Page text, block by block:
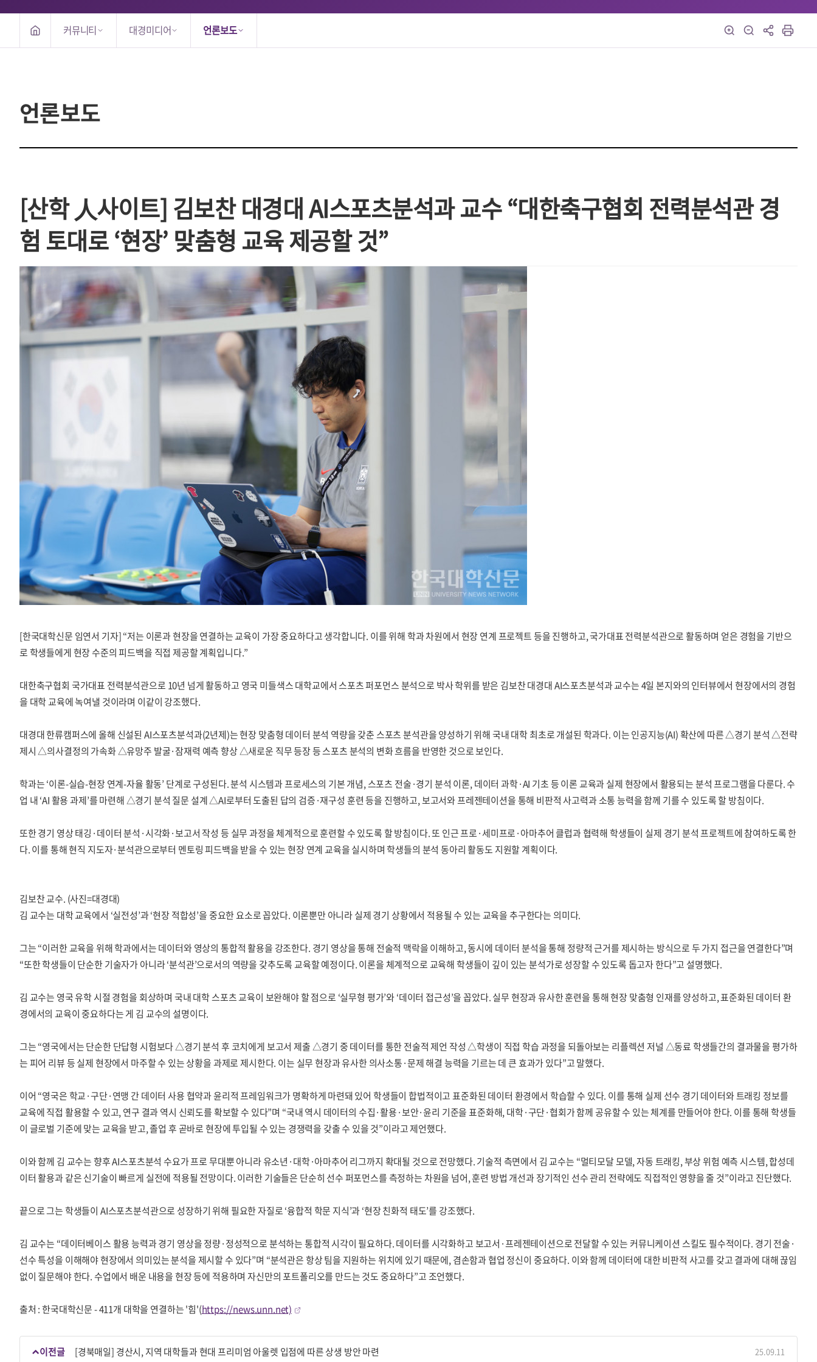
커뮤니티 대경미디어 언론보도
언론보도
[산학 人사이트] 김보찬 대경대 AI스포츠분석과 교수 “대한축구협회 전력분석관 경
험 토대로 ‘현장’ 맞춤형 교육 제공할 것”
[한국대학신문 임연서 기자] “저는 이론과 현장을 연결하는 교육이 가장 중요하다고 생각합니다. 이를 위해 학과 차원에서 현장 연계 프로젝트 등을 진행하고, 국가대표 전력분석관으로 활동하며 얻은 경험을 기반으
로 학생들에게 현장 수준의 피드백을 직접 제공할 계획입니다.”
대한축구협회 국가대표 전력분석관으로 10년 넘게 활동하고 영국 미들색스 대학교에서 스포츠 퍼포먼스 분석으로 박사 학위를 받은 김보찬 대경대 AI스포츠분석과 교수는 4일 본지와의 인터뷰에서 현장에서의 경험
을 대학 교육에 녹여낼 것이라며 이같이 강조했다.
대경대 한류캠퍼스에 올해 신설된 AI스포츠분석과(2년제)는 현장 맞춤형 데이터 분석 역량을 갖춘 스포츠 분석관을 양성하기 위해 국내 대학 최초로 개설된 학과다. 이는 인공지능(AI) 확산에 따른 △경기 분석 △전략
제시 △의사결정의 가속화 △유망주 발굴·잠재력 예측 향상 △새로운 직무 등장 등 스포츠 분석의 변화 흐름을 반영한 것으로 보인다.
학과는 ‘이론-실습-현장 연계-자율 활동’ 단계로 구성된다. 분석 시스템과 프로세스의 기본 개념, 스포츠 전술·경기 분석 이론, 데이터 과학·AI 기초 등 이론 교육과 실제 현장에서 활용되는 분석 프로그램을 다룬다. 수
업 내 ‘AI 활용 과제’를 마련해 △경기 분석 질문 설계 △AI로부터 도출된 답의 검증·재구성 훈련 등을 진행하고, 보고서와 프레젠테이션을 통해 비판적 사고력과 소통 능력을 함께 기를 수 있도록 할 방침이다.
또한 경기 영상 태깅·데이터 분석·시각화·보고서 작성 등 실무 과정을 체계적으로 훈련할 수 있도록 할 방침이다. 또 인근 프로·세미프로·아마추어 클럽과 협력해 학생들이 실제 경기 분석 프로젝트에 참여하도록 한
다. 이를 통해 현직 지도자·분석관으로부터 멘토링 피드백을 받을 수 있는 현장 연계 교육을 실시하며 학생들의 분석 동아리 활동도 지원할 계획이다.
김보찬 교수. (사진=대경대)
김 교수는 대학 교육에서 ‘실전성’과 ‘현장 적합성’을 중요한 요소로 꼽았다. 이론뿐만 아니라 실제 경기 상황에서 적용될 수 있는 교육을 추구한다는 의미다.
그는 “이러한 교육을 위해 학과에서는 데이터와 영상의 통합적 활용을 강조한다. 경기 영상을 통해 전술적 맥락을 이해하고, 동시에 데이터 분석을 통해 정량적 근거를 제시하는 방식으로 두 가지 접근을 연결한다”며
“또한 학생들이 단순한 기술자가 아니라 ‘분석관’으로서의 역량을 갖추도록 교육할 예정이다. 이론을 체계적으로 교육해 학생들이 깊이 있는 분석가로 성장할 수 있도록 돕고자 한다”고 설명했다.
김 교수는 영국 유학 시절 경험을 회상하며 국내 대학 스포츠 교육이 보완해야 할 점으로 ‘실무형 평가’와 ‘데이터 접근성’을 꼽았다. 실무 현장과 유사한 훈련을 통해 현장 맞춤형 인재를 양성하고, 표준화된 데이터 환
경에서의 교육이 중요하다는 게 김 교수의 설명이다.
그는 “영국에서는 단순한 단답형 시험보다 △경기 분석 후 코치에게 보고서 제출 △경기 중 데이터를 통한 전술적 제언 작성 △학생이 직접 학습 과정을 되돌아보는 리플렉션 저널 △동료 학생들간의 결과물을 평가하
는 피어 리뷰 등 실제 현장에서 마주할 수 있는 상황을 과제로 제시한다. 이는 실무 현장과 유사한 의사소통·문제 해결 능력을 기르는 데 큰 효과가 있다”고 말했다.
이어 “영국은 학교·구단·연맹 간 데이터 사용 협약과 윤리적 프레임워크가 명확하게 마련돼 있어 학생들이 합법적이고 표준화된 데이터 환경에서 학습할 수 있다. 이를 통해 실제 선수 경기 데이터와 트래킹 정보를
교육에 직접 활용할 수 있고, 연구 결과 역시 신뢰도를 확보할 수 있다”며 “국내 역시 데이터의 수집·활용·보안·윤리 기준을 표준화해, 대학·구단·협회가 함께 공유할 수 있는 체계를 만들어야 한다. 이를 통해 학생들
이 글로벌 기준에 맞는 교육을 받고, 졸업 후 곧바로 현장에 투입될 수 있는 경쟁력을 갖출 수 있을 것”이라고 제언했다.
이와 함께 김 교수는 향후 AI스포츠분석 수요가 프로 무대뿐 아니라 유소년·대학·아마추어 리그까지 확대될 것으로 전망했다. 기술적 측면에서 김 교수는 “멀티모달 모델, 자동 트래킹, 부상 위험 예측 시스템, 합성데
이터 활용과 같은 신기술이 빠르게 실전에 적용될 전망이다. 이러한 기술들은 단순히 선수 퍼포먼스를 측정하는 차원을 넘어, 훈련 방법 개선과 장기적인 선수 관리 전략에도 직접적인 영향을 줄 것”이라고 진단했다.
끝으로 그는 학생들이 AI스포츠분석관으로 성장하기 위해 필요한 자질로 ‘융합적 학문 지식’과 ‘현장 친화적 태도’를 강조했다.
김 교수는 “데이터베이스 활용 능력과 경기 영상을 정량·정성적으로 분석하는 통합적 시각이 필요하다. 데이터를 시각화하고 보고서·프레젠테이션으로 전달할 수 있는 커뮤니케이션 스킬도 필수적이다. 경기 전술·
선수 특성을 이해해야 현장에서 의미있는 분석을 제시할 수 있다”며 “분석관은 항상 팀을 지원하는 위치에 있기 때문에, 겸손함과 협업 정신이 중요하다. 이와 함께 데이터에 대한 비판적 사고를 갖고 결과에 대해 끊임
없이 질문해야 한다. 수업에서 배운 내용을 현장 등에 적용하며 자신만의 포트폴리오를 만드는 것도 중요하다”고 조언했다.
출처 : 한국대학신문 - 411개 대학을 연결하는 '힘'(https://news.unn.net)
이전글 [경북매일] 경산시, 지역 대학들과 현대 프리미엄 아울렛 입점에 따른 상생 방안 마련 25.09.11